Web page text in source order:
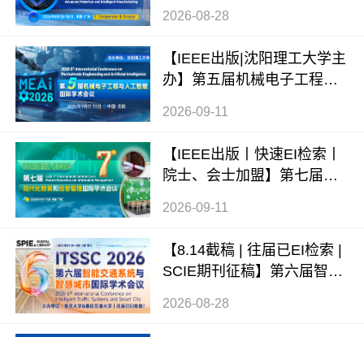
（ICAMIM 2026）
2026-08-28
【IEEE出版|沈阳理工大学主
办】第五届机械电子工程与
AI 2026）
2026-09-11
【IEEE出版丨快速EI检索丨
院士、会士加盟】第七届现
术会议 (ICMEIM 2026)
2026-09-11
【8.14截稿 | 往届已EI检索 |
SCIE期刊征稿】第六届智能
2026-08-28